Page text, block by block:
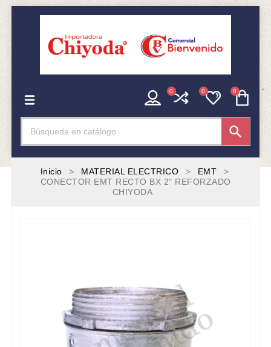
0
0
0

Inicio MATERIAL ELECTRICO
EMT
CONECTOR EMT RECTO BX 2" REFORZADO
CHIYODA